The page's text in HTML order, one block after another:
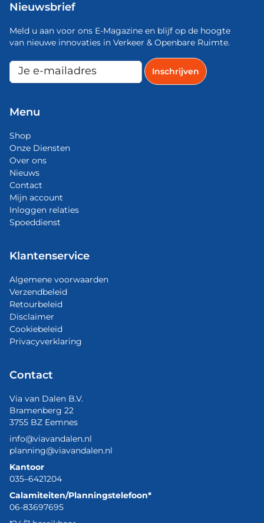
Nieuwsbrief
Meld u aan voor ons E-Magazine en blijf op de hoogte
van nieuwe innovaties in Verkeer & Openbare Ruimte.
Menu
Shop
Onze Diensten
Over ons
Nieuws
Contact
Mijn account
Inloggen relaties
Spoeddienst
Klantenservice
Algemene voorwaarden
Verzendbeleid
Retourbeleid
Disclaimer
Cookiebeleid
Privacyverklaring
Contact
Via van Dalen B.V.
Bramenberg 22
3755 BZ Eemnes
info@viavandalen.nl
planning@viavandalen.nl
Kantoor
035–6421204
Calamiteiten/Planningstelefoon*
06-83697695